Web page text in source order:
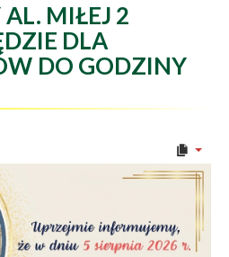
MIŁEJ 2
DLA
DO GODZINY